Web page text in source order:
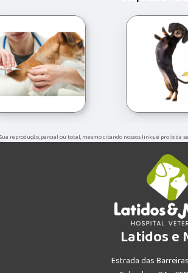
reprodução, parcial ou total, mesmo citando nossos links, é
Latidos e
Estrada das